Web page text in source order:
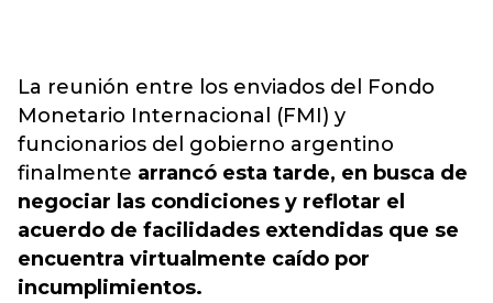
La reunión entre los enviados del Fondo
Monetario Internacional (FMI) y
funcionarios del gobierno argentino
finalmente arrancó esta tarde, en busca de
negociar las condiciones y reflotar el
acuerdo de facilidades extendidas que se
encuentra virtualmente caído por
incumplimientos.